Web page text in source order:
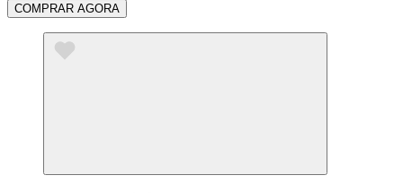
COMPRAR AGORA